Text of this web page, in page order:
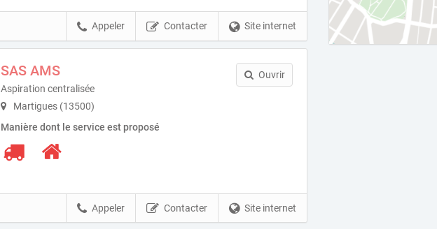
Site internet
Contacter
Appeler
SAS AMS
Aspiration centralisée
Martigues (13500)
Manière dont le service est proposé
Ouvrir
Site internet
Contacter
Appeler